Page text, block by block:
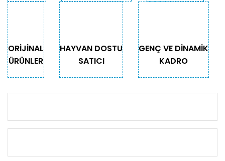
ORİJİNAL
ÜRÜNLER
HAYVAN DOSTU
SATICI
GENÇ VE DİNAMİK
KADRO